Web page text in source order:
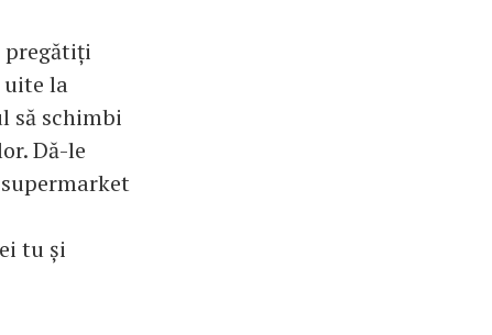
pregătiți
uite la
să schimbi
Dă-le
tu și